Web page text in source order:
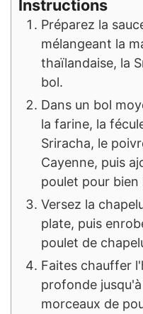
Instructions
Préparez la
mélangeant la
thaïlandaise, la
bol.
Dans un bol
la farine, la
Sriracha, le
Cayenne, puis
poulet pour bien
Versez la
plate, puis
poulet de
Faites chauffer
profonde
morceaux de